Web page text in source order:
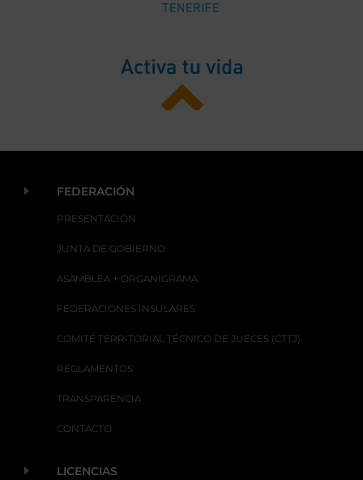
E FEDERACIÓN
PRESENTACIÓN
JUNTA DE GOBIERNO
ASAMBLEA + ORGANIGRAMA
FEDERACIONES INSULARES
COMITÉ TERRITORIAL TÉCNICO DE JUECES (CTTJ)
REGLAMENTOS
TRANSPARENCIA
CONTACTO
E LICENCIAS